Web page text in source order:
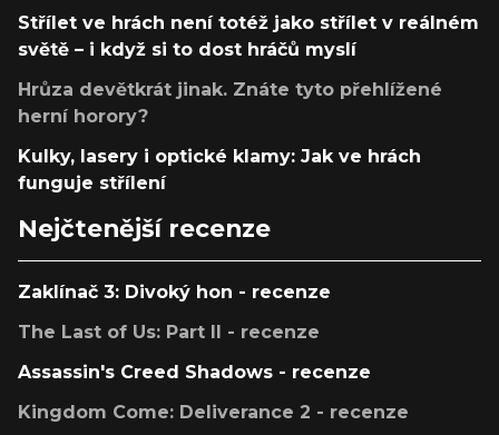
Střílet ve hrách není totéž jako střílet v reálném
světě – i když si to dost hráčů myslí
Hrůza devětkrát jinak. Znáte tyto přehlížené
herní horory?
Kulky, lasery i optické klamy: Jak ve hrách
funguje střílení
Nejčtenější recenze
Zaklínač 3: Divoký hon - recenze
The Last of Us: Part II - recenze
Assassin's Creed Shadows - recenze
Kingdom Come: Deliverance 2 - recenze